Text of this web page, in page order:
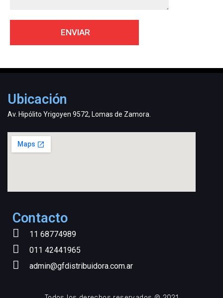
Ubicación
Av. Hipólito Yrigoyen 9572, Lomas de Zamora.
Contacto
11 68774989
011 42441965
admin@gfdistribuidora.com.ar